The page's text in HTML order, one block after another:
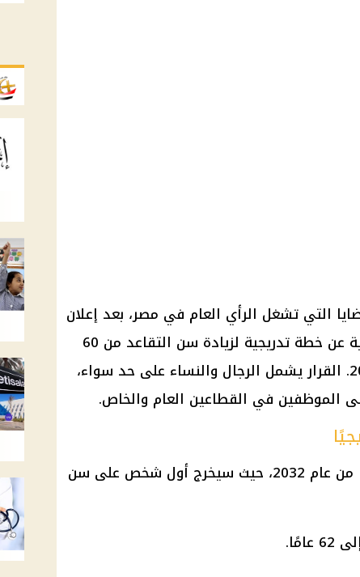
التي تشغل الرأي العام في مصر، بعد إعلان
الهيئة القومية للتأمينات الاجتماعية عن خطة تدريجية لزيادة سن التقاعد من 60
القراريشمل الرجال والنساء على حد سواء،
الموظفين في القطاعين العام والخاص.
تبدأ عملية رفع سن المعاش اعتبارًا من عام 2032، حيث سيخرج أول شخص على سن